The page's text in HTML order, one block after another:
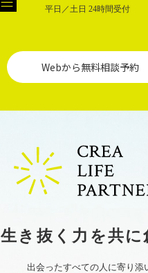
平日／土日 24時間受付
Webから無料相談予約
生き抜く力を共に
出会ったすべての人に寄り添